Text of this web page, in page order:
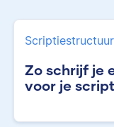
Scriptiestructuur
Zo schrijf je
voor je